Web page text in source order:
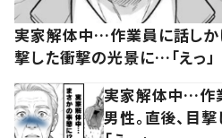
実家解体中…作業員に話しか
撃した衝撃の光景に…「えっ」
実家解体中…作
男性。直後、目